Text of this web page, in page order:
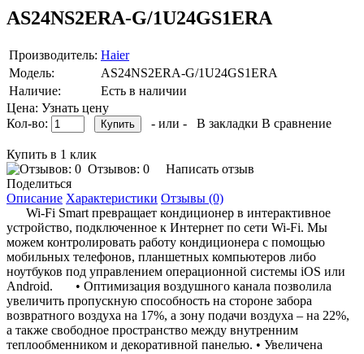
AS24NS2ERA-G/1U24GS1ERA
Производитель: Haier
Модель:
AS24NS2ERA-G/1U24GS1ERA
Наличие:
Есть в наличии
Цена: Узнать цену
Кол-во:
- или - В закладки В сравнение
Купить в 1 клик
Отзывов: 0
Написать отзыв
Поделиться
Описание Характеристики Отзывы (0)
Wi-Fi Smart превращает кондиционер в интерактивное
устройство, подключенное к Интернет по сети Wi-Fi. Мы
можем контролировать работу кондиционера с помощью
мобильных телефонов, планшетных компьютеров либо
ноутбуков под управлением операционной системы iOS или
Android. • Оптимизация воздушного канала позволила
увеличить пропускную способность на стороне забора
возвратного воздуха на 17%, а зону подачи воздуха – на 22%,
а также свободное пространство между внутренним
теплообменником и декоративной панелью. • Увеличена